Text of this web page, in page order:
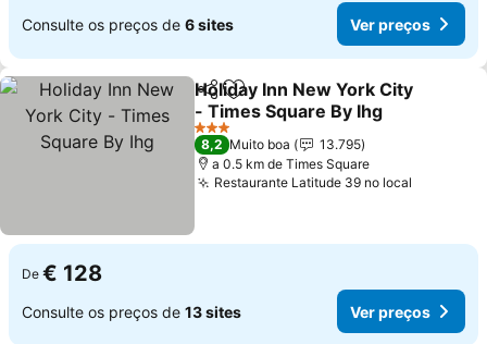
Consulte os preços de 6 sites Ver preços
PartilharAdicionar aos favoritos
Holiday Inn New York City
- Times Square By Ihg
3 Estrelas
8,2 Muito boa
13.795
a 0.5 km de Times Square
Restaurante Latitude 39 no local
De € 128
Consulte os preços de 13 sites Ver preços